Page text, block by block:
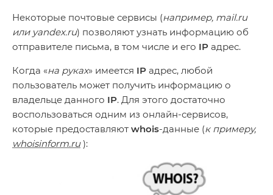
Некоторые почтовые сервисы (например, mail.ru
или yandex.ru) позволяют узнать информацию об
отправителе письма, в том числе и его IP адрес.
Когда «на руках» имеется IP адрес, любой
пользователь может получить информацию о
владельце данного IP. Для этого достаточно
воспользоваться одним из онлайн-сервисов,
которые предоставляют whois-данные (к примеру,
whoisinform.ru ):